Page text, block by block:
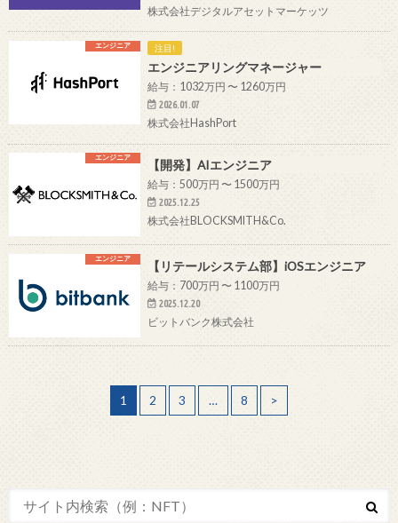
株式会社デジタルアセットマーケッツ
エンジニア 注目!
エンジニアリングマネージャー
給与：1032万円 〜 1260万円
2026.01.07
株式会社HashPort
エンジニア 【開発】AIエンジニア
給与：500万円 〜 1500万円
2025.12.25
株式会社BLOCKSMITH&Co.
エンジニア 【リテールシステム部】iOSエンジニア
給与：700万円 〜 1100万円
2025.12.20
ビットバンク株式会社
1 2 3 … 8 >